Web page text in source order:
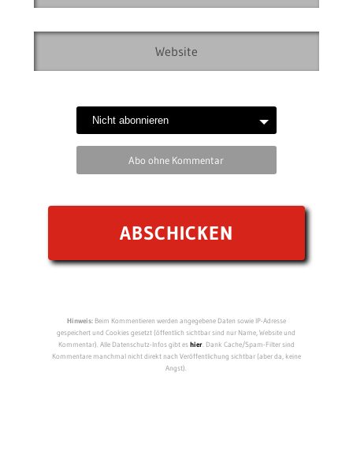
Abo ohne Kommentar
Hinweis:Beim Kommentieren werden angegebene Daten sowie IP-Adresse
gespeichert und Cookies gesetzt (öffentlich sichtbar sind nur Name, Website und
Kommentar). Alle Datenschutz-Infos gibt eshier. Dank Cache/Spam-Filter sind
Kommentare manchmal nicht direkt nach Veröffentlichung sichtbar (aber da, keine
Angst).